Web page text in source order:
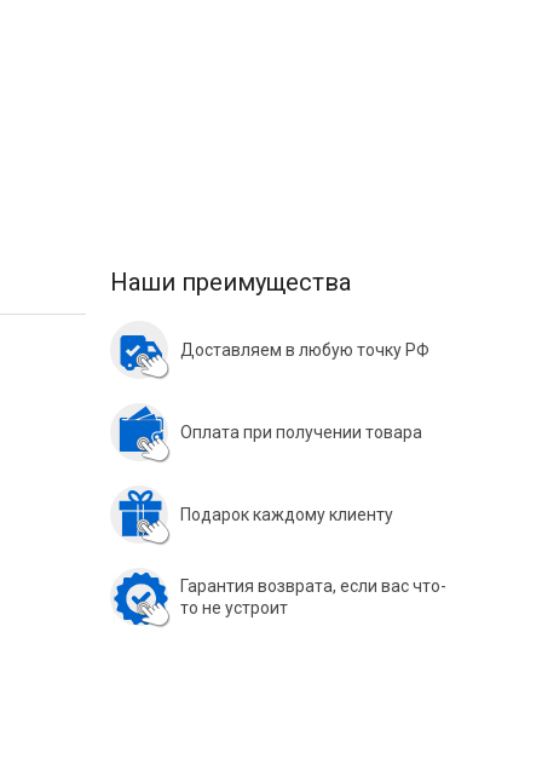
Наши преимущества
Доставляем в любую точку РФ
Оплата при получении товара
Подарок каждому клиенту
Гарантия возврата, если вас что-
то не устроит